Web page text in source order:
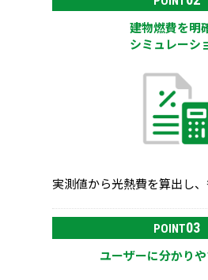
建物燃費を明
シミュレーシ
実測値から光熱費を算出し
POINT03
ユーザーに分かり